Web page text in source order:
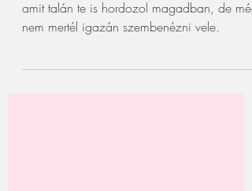
Szeretnék feltenni neked egy olyan kérdést,
amit talán te is hordozol magadban, de még